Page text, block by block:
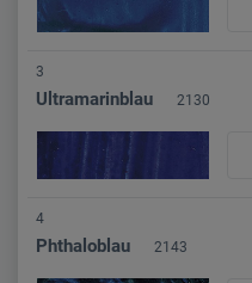
3
Ultramarinblau 2130
4
Phthaloblau 2143